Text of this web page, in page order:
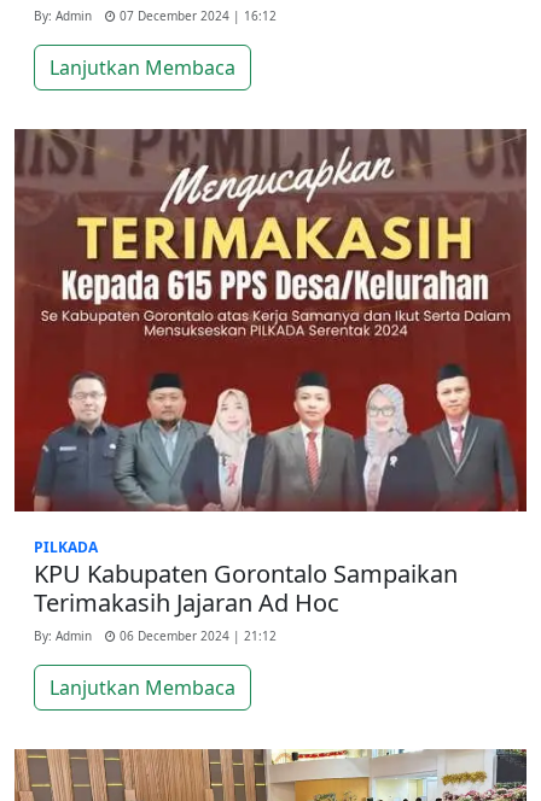
By: Admin 07 December 2024 | 16:12
Lanjutkan Membaca
PILKADA
KPU Kabupaten Gorontalo Sampaikan
Terimakasih Jajaran Ad Hoc
By: Admin 06 December 2024 | 21:12
Lanjutkan Membaca